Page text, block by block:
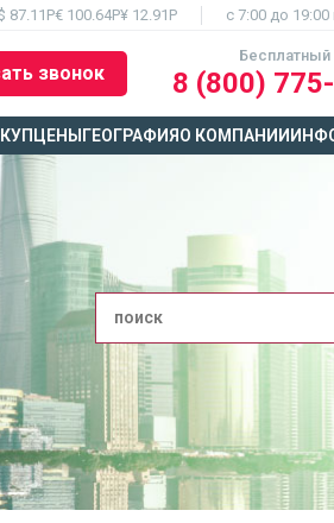
87.11Р€ 100.64Р¥ 12.91Р c 7:00 до
звонок 8 (800)
ЦЕНЫ ГЕОГРАФИЯО КОМПАНИИ